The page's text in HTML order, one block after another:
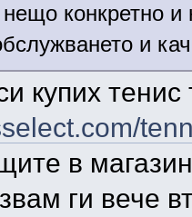
конкретно и
и
купих тенис
в
ги вече